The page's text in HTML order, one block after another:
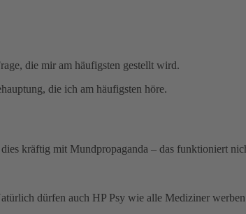
die mir am häufigsten gestellt wird.
die ich am häufigsten höre.
kräftig mit Mundpropaganda – das funktioniert
dürfen auch HP Psy wie alle Mediziner